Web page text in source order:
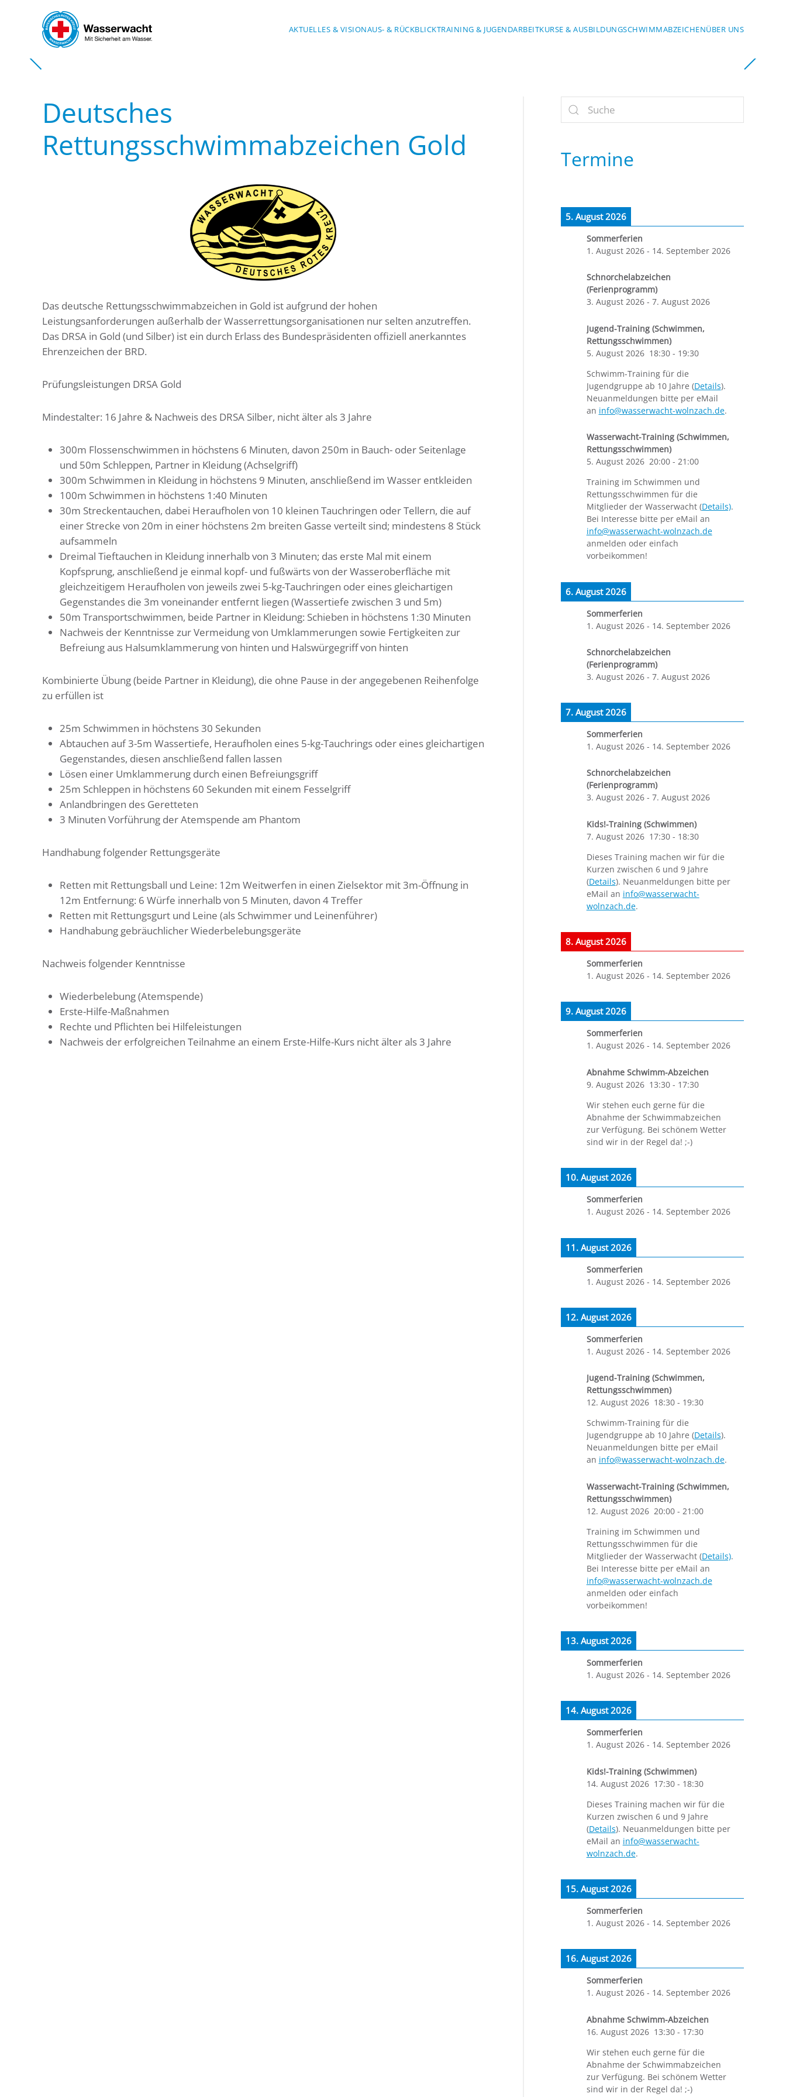
Skip to main content AKTUELLES & VISIONAUS- & RÜCKBLICKTRAINING & JUGENDARBEITKURSE & AUSBILDUNGSCHWIMMABZEICHENÜBER UNS
Deutsches
Rettungsschwimmabzeichen Gold
Das deutsche Rettungsschwimmabzeichen in Gold ist aufgrund der hohen
Leistungsanforderungen außerhalb der Wasserrettungsorganisationen nur selten anzutreffen.
Das DRSA in Gold (und Silber) ist ein durch Erlass des Bundespräsidenten offiziell anerkanntes
Ehrenzeichen der BRD.
Prüfungsleistungen DRSA Gold
Mindestalter: 16 Jahre & Nachweis des DRSA Silber, nicht älter als 3 Jahre
300m Flossenschwimmen in höchstens 6 Minuten, davon 250m in Bauch- oder Seitenlage
und 50m Schleppen, Partner in Kleidung (Achselgriff)
300m Schwimmen in Kleidung in höchstens 9 Minuten, anschließend im Wasser entkleiden
100m Schwimmen in höchstens 1:40 Minuten
30m Streckentauchen, dabei Heraufholen von 10 kleinen Tauchringen oder Tellern, die auf
einer Strecke von 20m in einer höchstens 2m breiten Gasse verteilt sind; mindestens 8 Stück
aufsammeln
Dreimal Tieftauchen in Kleidung innerhalb von 3 Minuten; das erste Mal mit einem
Kopfsprung, anschließend je einmal kopf- und fußwärts von der Wasseroberfläche mit
gleichzeitigem Heraufholen von jeweils zwei 5-kg-Tauchringen oder eines gleichartigen
Gegenstandes die 3m voneinander entfernt liegen (Wassertiefe zwischen 3 und 5m)
50m Transportschwimmen, beide Partner in Kleidung: Schieben in höchstens 1:30 Minuten
Nachweis der Kenntnisse zur Vermeidung von Umklammerungen sowie Fertigkeiten zur
Befreiung aus Halsumklammerung von hinten und Halswürgegriff von hinten
Kombinierte Übung (beide Partner in Kleidung), die ohne Pause in der angegebenen Reihenfolge
zu erfüllen ist
25m Schwimmen in höchstens 30 Sekunden
Abtauchen auf 3-5m Wassertiefe, Heraufholen eines 5-kg-Tauchrings oder eines gleichartigen
Gegenstandes, diesen anschließend fallen lassen
Lösen einer Umklammerung durch einen Befreiungsgriff
25m Schleppen in höchstens 60 Sekunden mit einem Fesselgriff
Anlandbringen des Geretteten
3 Minuten Vorführung der Atemspende am Phantom
Handhabung folgender Rettungsgeräte
Retten mit Rettungsball und Leine: 12m Weitwerfen in einen Zielsektor mit 3m-Öffnung in
12m Entfernung: 6 Würfe innerhalb von 5 Minuten, davon 4 Treffer
Retten mit Rettungsgurt und Leine (als Schwimmer und Leinenführer)
Handhabung gebräuchlicher Wiederbelebungsgeräte
Nachweis folgender Kenntnisse
Wiederbelebung (Atemspende)
Erste-Hilfe-Maßnahmen
Rechte und Pflichten bei Hilfeleistungen
Nachweis der erfolgreichen Teilnahme an einem Erste-Hilfe-Kurs nicht älter als 3 Jahre
Termine
5. August 2026
Sommerferien
1. August 2026- 14. September 2026
Schnorchelabzeichen
(Ferienprogramm)
3. August 2026- 7. August 2026
Jugend-Training (Schwimmen,
Rettungsschwimmen)
5. August 2026 18:30- 19:30
Schwimm-Training für die
Jugendgruppe ab 10 Jahre (Details).
Neuanmeldungen bitte per eMail
an info@wasserwacht-wolnzach.de.
Wasserwacht-Training (Schwimmen,
Rettungsschwimmen)
5. August 2026 20:00- 21:00
Training im Schwimmen und
Rettungsschwimmen für die
Mitglieder der Wasserwacht (Details).
Bei Interesse bitte per eMail an
info@wasserwacht-wolnzach.de
anmelden oder einfach
vorbeikommen!
6. August 2026
Sommerferien
1. August 2026- 14. September 2026
Schnorchelabzeichen
(Ferienprogramm)
3. August 2026- 7. August 2026
7. August 2026
Sommerferien
1. August 2026- 14. September 2026
Schnorchelabzeichen
(Ferienprogramm)
3. August 2026- 7. August 2026
Kids!-Training (Schwimmen)
7. August 2026 17:30- 18:30
Dieses Training machen wir für die
Kurzen zwischen 6 und 9 Jahre
(Details). Neuanmeldungen bitte per
eMail an info@wasserwacht-
wolnzach.de.
8. August 2026
Sommerferien
1. August 2026- 14. September 2026
9. August 2026
Sommerferien
1. August 2026- 14. September 2026
Abnahme Schwimm-Abzeichen
9. August 2026 13:30- 17:30
Wir stehen euch gerne für die
Abnahme der Schwimmabzeichen
zur Verfügung. Bei schönem Wetter
sind wir in der Regel da! ;-)
10. August 2026
Sommerferien
1. August 2026- 14. September 2026
11. August 2026
Sommerferien
1. August 2026- 14. September 2026
12. August 2026
Sommerferien
1. August 2026- 14. September 2026
Jugend-Training (Schwimmen,
Rettungsschwimmen)
12. August 2026 18:30- 19:30
Schwimm-Training für die
Jugendgruppe ab 10 Jahre (Details).
Neuanmeldungen bitte per eMail
an info@wasserwacht-wolnzach.de.
Wasserwacht-Training (Schwimmen,
Rettungsschwimmen)
12. August 2026 20:00- 21:00
Training im Schwimmen und
Rettungsschwimmen für die
Mitglieder der Wasserwacht (Details).
Bei Interesse bitte per eMail an
info@wasserwacht-wolnzach.de
anmelden oder einfach
vorbeikommen!
13. August 2026
Sommerferien
1. August 2026- 14. September 2026
14. August 2026
Sommerferien
1. August 2026- 14. September 2026
Kids!-Training (Schwimmen)
14. August 2026 17:30- 18:30
Dieses Training machen wir für die
Kurzen zwischen 6 und 9 Jahre
(Details). Neuanmeldungen bitte per
eMail an info@wasserwacht-
wolnzach.de.
15. August 2026
Sommerferien
1. August 2026- 14. September 2026
16. August 2026
Sommerferien
1. August 2026- 14. September 2026
Abnahme Schwimm-Abzeichen
16. August 2026 13:30- 17:30
Wir stehen euch gerne für die
Abnahme der Schwimmabzeichen
zur Verfügung. Bei schönem Wetter
sind wir in der Regel da! ;-)